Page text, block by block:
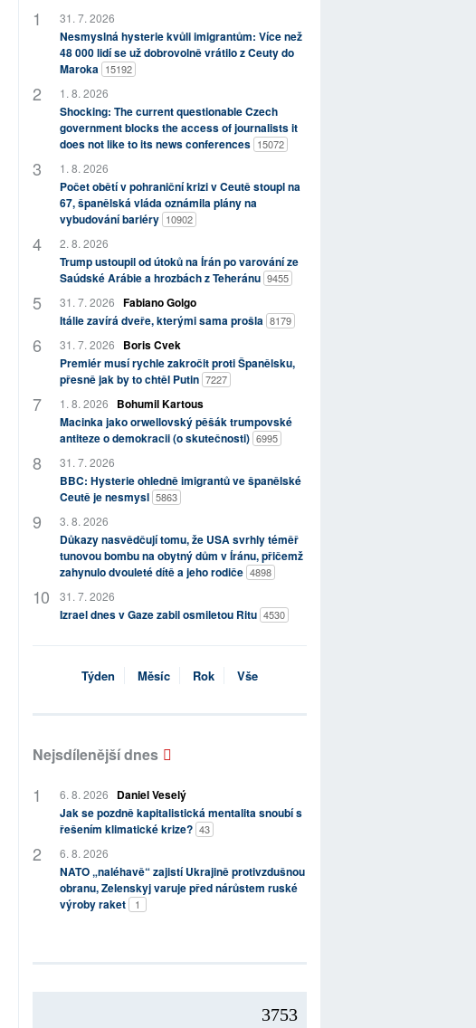
31. 7. 2026
Nesmyslná hysterie kvůli imigrantům: Více než
48 000 lidí se už dobrovolně vrátilo z Ceuty do
Maroka 15192
1. 8. 2026
Shocking: The current questionable Czech
government blocks the access of journalists it
does not like to its news conferences 15072
1. 8. 2026
Počet obětí v pohraniční krizi v Ceutě stoupl na
67, španělská vláda oznámila plány na
vybudování bariéry 10902
2. 8. 2026
Trump ustoupil od útoků na Írán po varování ze
Saúdské Arábie a hrozbách z Teheránu 9455
31. 7. 2026 Fabiano Golgo
Itálie zavírá dveře, kterými sama prošla 8179
31. 7. 2026
Boris Cvek
Premiér musí rychle zakročit proti Španělsku,
přesně jak by to chtěl Putin 7227
1. 8. 2026
Bohumil Kartous
Macinka jako orwellovský pěšák trumpovské
antiteze o demokracii (o skutečnosti) 6995
31. 7. 2026
BBC: Hysterie ohledně imigrantů ve španělské
Ceutě je nesmysl 5863
3. 8. 2026
Důkazy nasvědčují tomu, že USA svrhly téměř
tunovou bombu na obytný dům v Íránu, přičemž
zahynulo dvouleté dítě a jeho rodiče 4898
31. 7. 2026
Izrael dnes v Gaze zabil osmiletou Ritu 4530
Týden Měsíc Rok Vše
Nejsdílenější dnes
6. 8. 2026
Daniel Veselý
Jak se pozdně kapitalistická mentalita snoubí s
řešením klimatické krize? 43
6. 8. 2026
NATO „naléhavě“ zajistí Ukrajině protivzdušnou
obranu, Zelenskyj varuje před nárůstem ruské
výroby raket
1
3753